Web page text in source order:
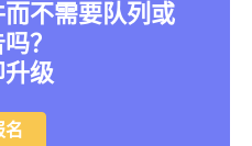
不需要队列或
？
升级
名